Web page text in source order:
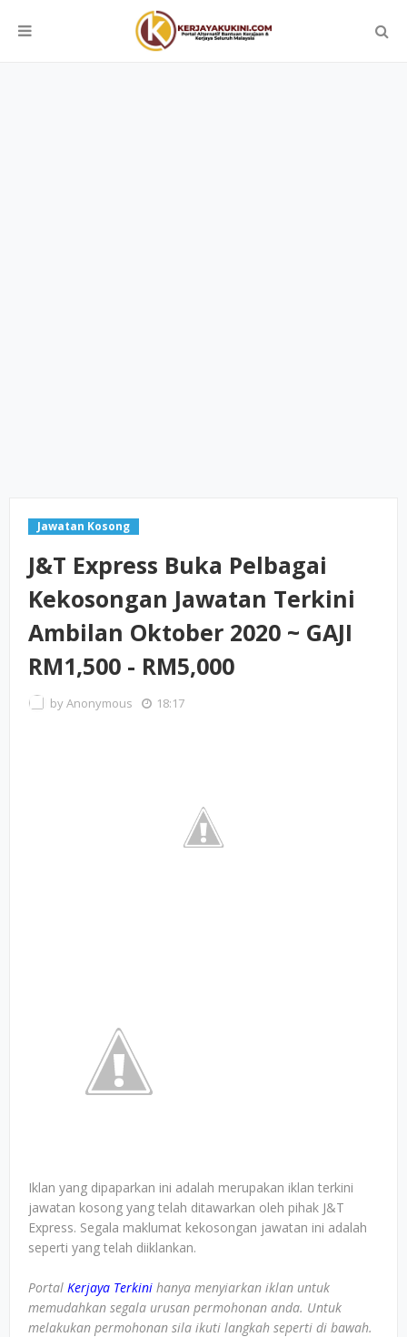
Jawatan Kosong
J&T Express Buka Pelbagai
Kekosongan Jawatan Terkini
Ambilan Oktober 2020 ~ GAJI
RM1,500 - RM5,000
byAnonymous 18:17
Iklan yang dipaparkan ini adalah merupakan iklan terkini
jawatan kosong yang telah ditawarkan oleh pihak J&T
Express. Segala maklumat kekosongan jawatan ini adalah
seperti yang telah diiklankan.
Portal Kerjaya Terkini hanya menyiarkan iklan untuk
memudahkan segala urusan permohonan anda. Untuk
melakukan permohonan sila ikuti langkah seperti di bawah.